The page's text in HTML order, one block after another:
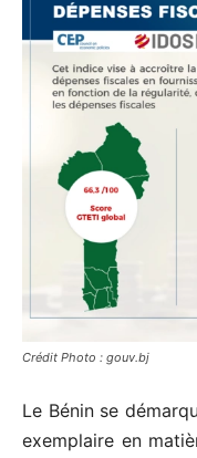
Crédit Photo : gouv.bj
Le Bénin se
exemplaire en